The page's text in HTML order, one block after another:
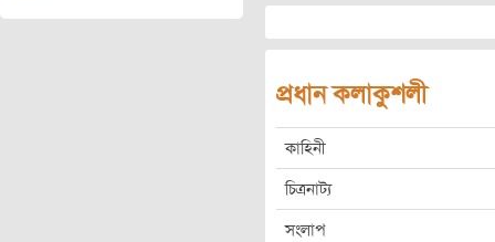
প্রধান কলাকুশলী
কাহিনী
চিত্রনাট্য
সংলাপ